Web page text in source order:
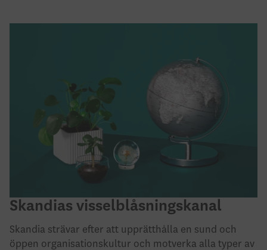
Skandias visselblåsningskanal
Skandia strävar efter att upprätthålla en sund och
öppen organisationskultur och motverka alla typer av